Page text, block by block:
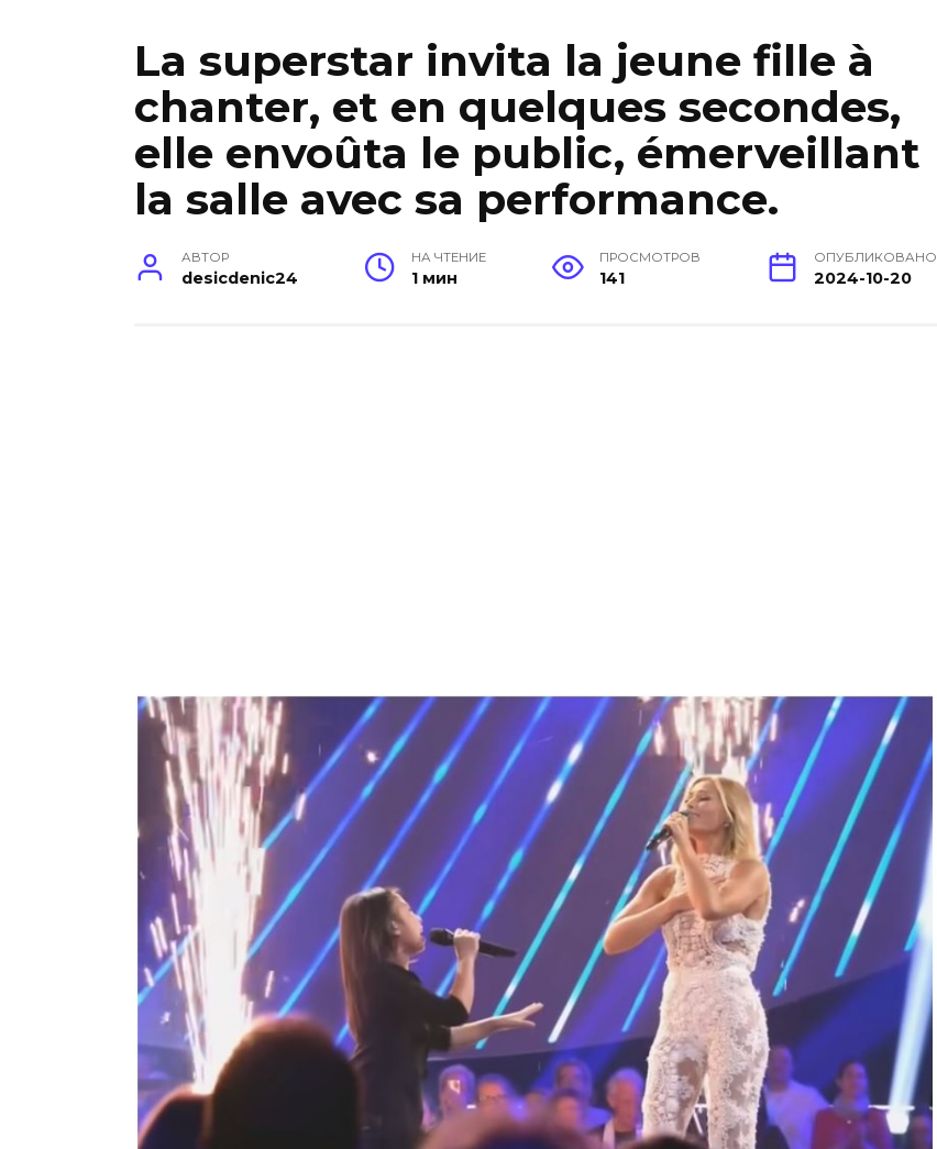
La superstar invita la jeune fille à
chanter, et en quelques secondes,
elle envoûta le public, émerveillant
la salle avec sa performance.
АВТОР
desicdenic24
НА ЧТЕНИЕ
1 мин
ПРОСМОТРОВ
141
ОПУБЛИКОВАНО
2024-10-20